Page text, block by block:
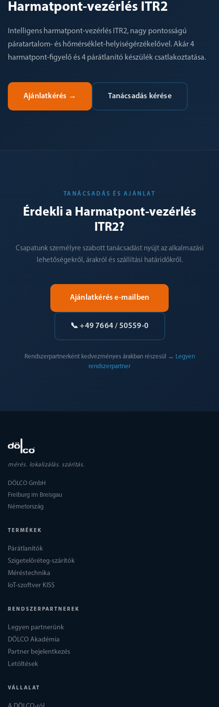
Harmatpont-vezérlés ITR2
Intelligens harmatpont-vezérlés ITR2, nagy pontosságú
páratartalom- és hőmérséklet-helyiségérzékelővel. Akár 4
harmatpont-figyelő és 4 párátlanító készülék csatlakoztatása.
Ajánlatkérés → Tanácsadás kérése
TANÁCSADÁS ÉS AJÁNLAT
Érdekli a Harmatpont-vezérlés
ITR2?
Csapatunk személyre szabott tanácsadást nyújt az alkalmazási
lehetőségekről, árakról és szállítási határidőkről.
Ajánlatkérés e-mailben
📞 +49 7664 / 50559-0
Rendszerpartnerként kedvezményes árakban részesül →
Legyen
rendszerpartner
mérés. lokalizálás. szárítás.
DÖLCO GmbH
Freiburg im Breisgau
Németország
TERMÉKEK
Párátlanítók
Szigetelőréteg-szárítók
Méréstechnika
IoT-szoftver KISS
RENDSZERPARTNEREK
Legyen partnerünk
DÖLCO Akadémia
Partner bejelentkezés
Letöltések
VÁLLALAT